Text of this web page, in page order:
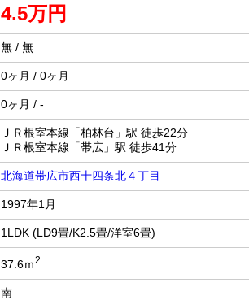
4.5万円
無 / 無
0ヶ月 / 0ヶ月
0ヶ月 / -
ＪＲ根室本線「柏林台」駅 徒歩22分
ＪＲ根室本線「帯広」駅 徒歩41分
北海道帯広市西十四条北４丁目
1997年1月
1LDK (LD9畳/K2.5畳/洋室6畳)
37.6ｍ2
南